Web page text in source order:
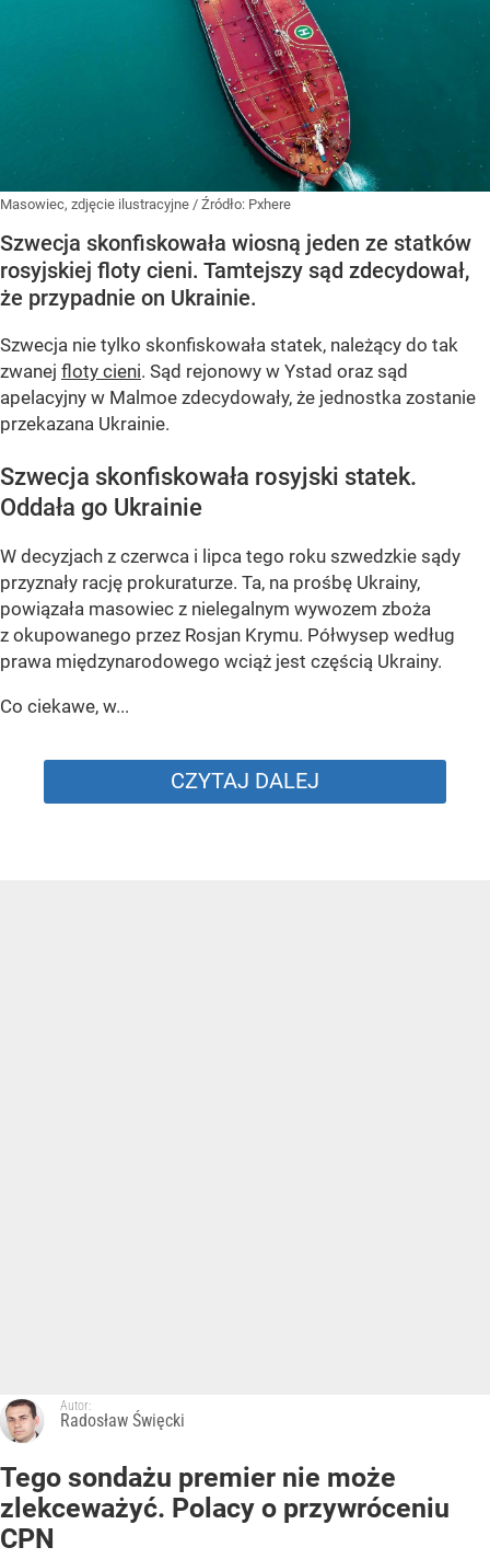
Masowiec, zdjęcie ilustracyjne / Źródło: Pxhere
Szwecja skonfiskowała wiosną jeden ze statków
rosyjskiej floty cieni. Tamtejszy sąd zdecydował,
że przypadnie on Ukrainie.
Szwecja nie tylko skonfiskowała statek, należący do tak
zwanej floty cieni. Sąd rejonowy w Ystad oraz sąd
apelacyjny w Malmoe zdecydowały, że jednostka zostanie
przekazana Ukrainie.
Szwecja skonfiskowała rosyjski statek.
Oddała go Ukrainie
W decyzjach z czerwca i lipca tego roku szwedzkie sądy
przyznały rację prokuraturze. Ta, na prośbę Ukrainy,
powiązała masowiec z nielegalnym wywozem zboża
z okupowanego przez Rosjan Krymu. Półwysep według
prawa międzynarodowego wciąż jest częścią Ukrainy.
Co ciekawe, w...
CZYTAJ DALEJ
Autor:
Radosław Święcki
Tego sondażu premier nie może
zlekceważyć. Polacy o przywróceniu
CPN